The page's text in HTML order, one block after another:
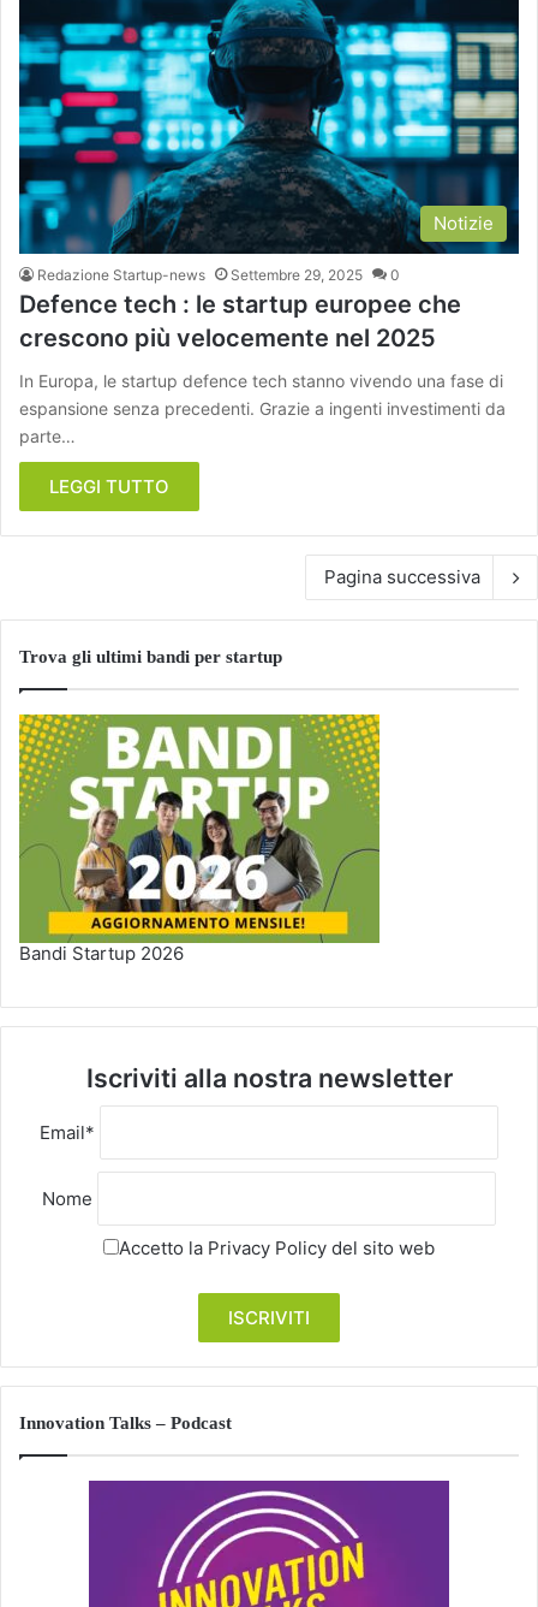
Notizie
Redazione Startup-news Settembre 29, 2025 0
Defence tech : le startup europee che
crescono più velocemente nel 2025
In Europa, le startup defence tech stanno vivendo una fase di
espansione senza precedenti. Grazie a ingenti investimenti da
parte…
LEGGI TUTTO
Pagina successiva
Trova gli ultimi bandi per startup
Bandi Startup 2026
Iscriviti alla nostra newsletter
Email*
Nome
Accetto la Privacy Policy del sito web
Innovation Talks – Podcast